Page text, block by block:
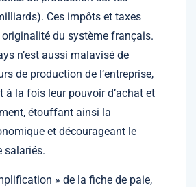
Ces impôts et taxes
du système français.
n’est aussi malavisé de
de production de l’entreprise,
à la fois leur pouvoir d’achat et
étouffant ainsi la
et décourageant le
salariés.
» de la fiche de paie,